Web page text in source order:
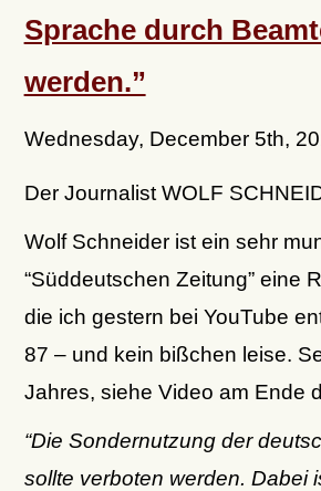
Sprache durch
werden.”
Wednesday, December 5th,
Der Journalist WOLF
Wolf Schneider ist ein sehr
“Süddeutschen Zeitung” eine
die ich gestern bei YouTube
87 – und kein bißchen leise.
Jahres, siehe Video am Ende
“Die Sondernutzung der
sollte verboten werden. Dabei